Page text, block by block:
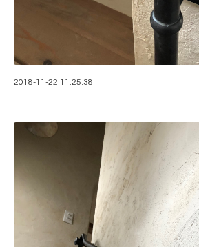
2018-11-22 11:25:38